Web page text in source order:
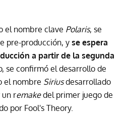
el nombre clave Polaris, se
pre-producción, yse espera
a partir de la segunda
se confirmó el desarrollo de
el nombre Siriusdesarrollado
un remakedel primer juego de
por Fool's Theory.